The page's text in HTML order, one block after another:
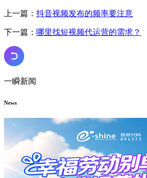
上一篇： 抖音视频发布的频率要注意
下一篇： 哪里找短视频代运营的需求？
一瞬新闻
News